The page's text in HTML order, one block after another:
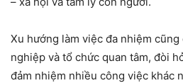
Xu hướng làm việc đa nhiệm
nghiệp và tổ chức quan tâm, đòi
đảm nhiệm nhiều công việc khác